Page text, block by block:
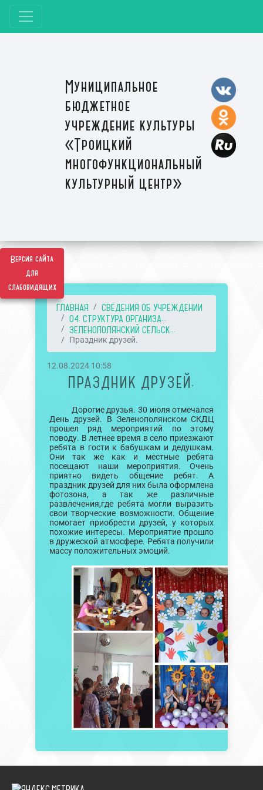
Версия сайта
для
слабовидящих
Муниципальное
бюджетное
учреждение культуры
«Троицкий
многофункциональный
культурный центр»
ГЛАВНАЯ
СВЕДЕНИЯ ОБ УЧРЕЖДЕНИИ
04. СТРУКТУРА ОРГАНИЗА...
ЗЕЛЕНОПОЛЯНСКИЙ СЕЛЬСК...
Праздник друзей.
12.08.2024 10:58
ПРАЗДНИК ДРУЗЕЙ.
Дорогие друзья. 30 июля отмечался
День друзей. В Зеленополянском СКДЦ
прошел ряд мероприятий по этому
поводу. В летнее время в село приезжают
ребята в гости к бабушкам и дедушкам.
Они так же как и местные ребята
посещают наши мероприятия. Очень
приятно видеть общение ребят. А
праздник друзей для них была оформлена
фотозона, а так же различные
развлечения,где ребята могли выразить
свои творческие возможности. Общение
помогает приобрести друзей, у которых
похожие интересы. Мероприятие прошло
в дружеской атмосфере. Ребята получили
массу положительных эмоций.